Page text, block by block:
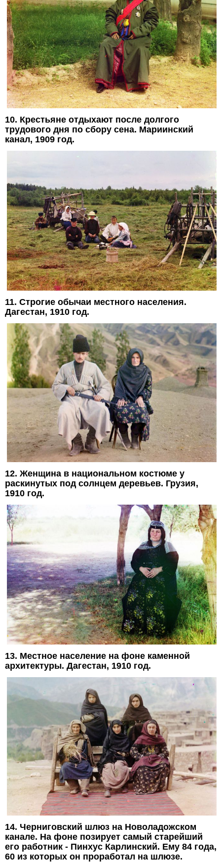
10. Крестьяне отдыхают после долгого
трудового дня по сбору сена. Мариинский
канал, 1909 год.
11. Строгие обычаи местного населения.
Дагестан, 1910 год.
12. Женщина в национальном костюме у
раскинутых под солнцем деревьев. Грузия,
1910 год.
13. Местное население на фоне каменной
архитектуры. Дагестан, 1910 год.
14. Черниговский шлюз на Новоладожском
канале. На фоне позирует самый старейший
его работник - Пинхус Карлинский. Ему 84 года,
60 из которых он проработал на шлюзе.